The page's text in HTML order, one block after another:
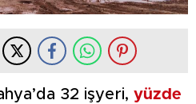
32 işyeri, yüzde